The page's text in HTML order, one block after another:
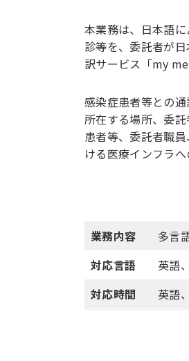
本業務は、日本語
診等を、委託者が
訳サービス「my
感染症患者等との
所在する場所、委
患者等、委託者職
ける医療インフラへ
業務内容
多言
対応言語
英語
対応時間
英語